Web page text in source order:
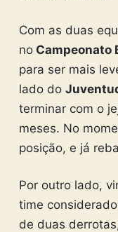
Com as duas
noCampeonato
para ser mais
lado do
terminar com o
meses. No
posição, e já
Por outro lado,
time considerado
de duas